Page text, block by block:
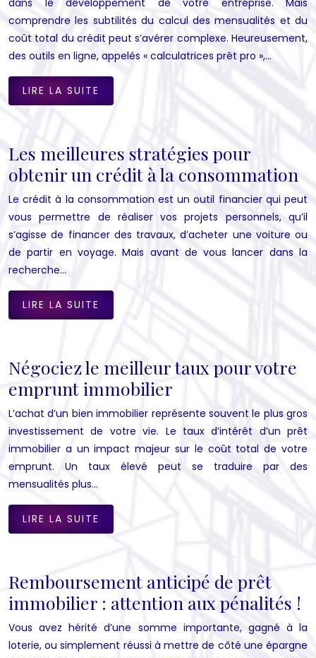
comprendre les subtilités du calcul des mensualités et du
coût total du crédit peut s’avérer complexe. Heureusement,
des outils en ligne, appelés « calculatrices prêt pro »,…
LIRE LA SUITE
Les meilleures stratégies pour
obtenir un crédit à la consommation
Le crédit à la consommation est un outil financier qui peut
vous permettre de réaliser vos projets personnels, qu’il
s’agisse de financer des travaux, d’acheter une voiture ou
de partir en voyage. Mais avant de vous lancer dans la
recherche…
LIRE LA SUITE
Négociez le meilleur taux pour votre
emprunt immobilier
L’achat d’un bien immobilier représente souvent le plus gros
investissement de votre vie. Le taux d’intérêt d’un prêt
immobilier a un impact majeur sur le coût total de votre
emprunt. Un taux élevé peut se traduire par des
mensualités plus…
LIRE LA SUITE
Remboursement anticipé de prêt
immobilier : attention aux pénalités !
Vous avez hérité d’une somme importante, gagné à la
loterie, ou simplement réussi à mettre de côté une épargne